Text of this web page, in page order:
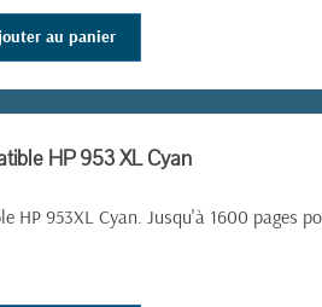
au panier
HP 953 XL Cyan
HP 953XL Cyan. Jusqu'à 1600 pages